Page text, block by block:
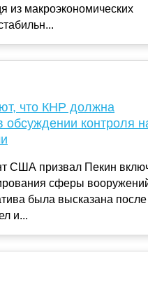
из макроэкономических
что КНР должна
обсуждении контроля
США призвал Пекин
сферы
была высказана после
и...